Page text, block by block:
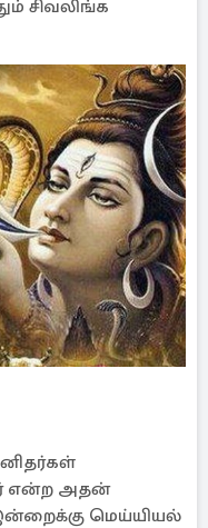
சிவலிங்க
என்ற அதன்
மெய்யியல்